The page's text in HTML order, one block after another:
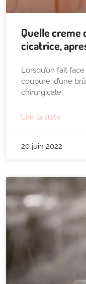
Quelle creme
cicatrice,
Lorsqu’on fait face
coupure, d’une
chirurgicale,
Lire la suite
20 juin 2022